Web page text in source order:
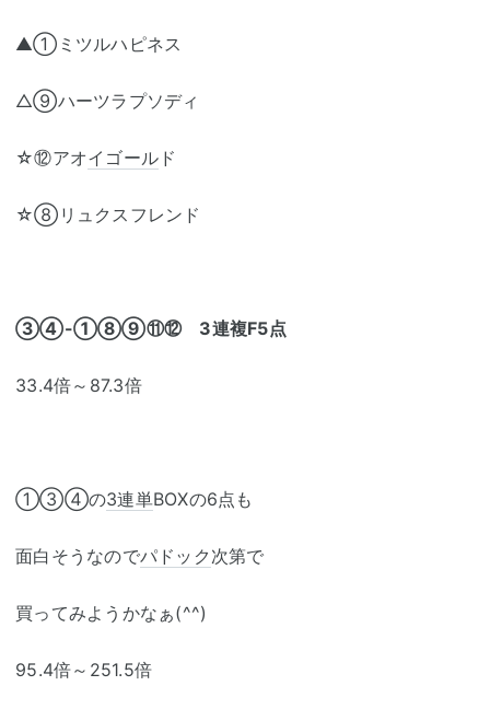
▲①ミツルハピネス
△⑨ハーツラプソディ
☆⑫アオイゴール ド
☆⑧リュクスフレンド
③④-①⑧⑨⑪⑫ 3連複F5点
33.4倍～87.3倍
①③④の3連単BOXの6点も
面白そうなのでパドック 次第で
買ってみようかなぁ(^^)
95.4倍～251.5倍